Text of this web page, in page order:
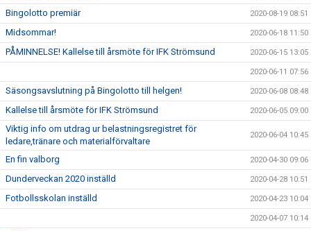
Bingolotto premiär 2020-08-19 08:51
Midsommar! 2020-06-18 11:50
PÅMINNELSE! Kallelse till årsmöte för IFK Strömsund 2020-06-15 13:05
2020-06-11 07:56
Säsongsavslutning på Bingolotto till helgen! 2020-06-08 08:48
Kallelse till årsmöte för IFK Strömsund 2020-06-05 09:00
Viktig info om utdrag ur belastningsregistret för
ledare,tränare och materialförvaltare
2020-06-04 10:45
En fin valborg 2020-04-30 09:06
Dunderveckan 2020 inställd 2020-04-28 10:51
Fotbollsskolan inställd 2020-04-23 10:04
2020-04-07 10:14